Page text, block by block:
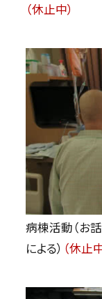
（休止中）
病棟活動（お
による） （休止中